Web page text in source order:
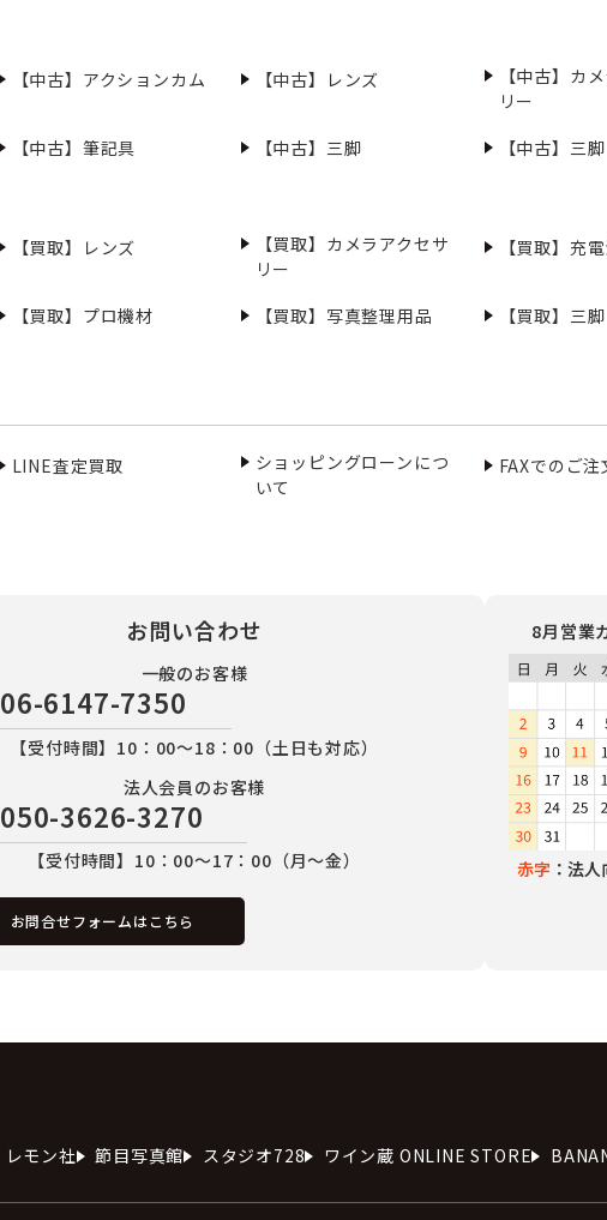
【中古】アクションカム 【中古】レンズ
【中古】カ
リー
【中古】筆記具 【中古】三脚 【中古】三脚
【買取】レンズ
【買取】カメラアクセサ
リー
【買取】充
【買取】プロ機材 【買取】写真整理用品 【買取】三脚
LINE査定買取
ショッピングローンにつ
いて
FAXでのご注
お問い合わせ
一般のお客様
06-6147-7350
【受付時間】10：00～18：00（土日も対応）
法人会員のお客様
050-3626-3270
【受付時間】10：00～17：00（月～金）
お問合せフォームはこちら
8月営業
赤字 ：法
レモン社 節目写真館 スタジオ728 ワイン蔵 ONLINE STORE